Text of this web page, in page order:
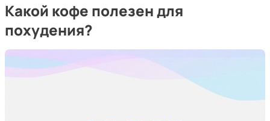
Какой кофе полезен для
похудения?